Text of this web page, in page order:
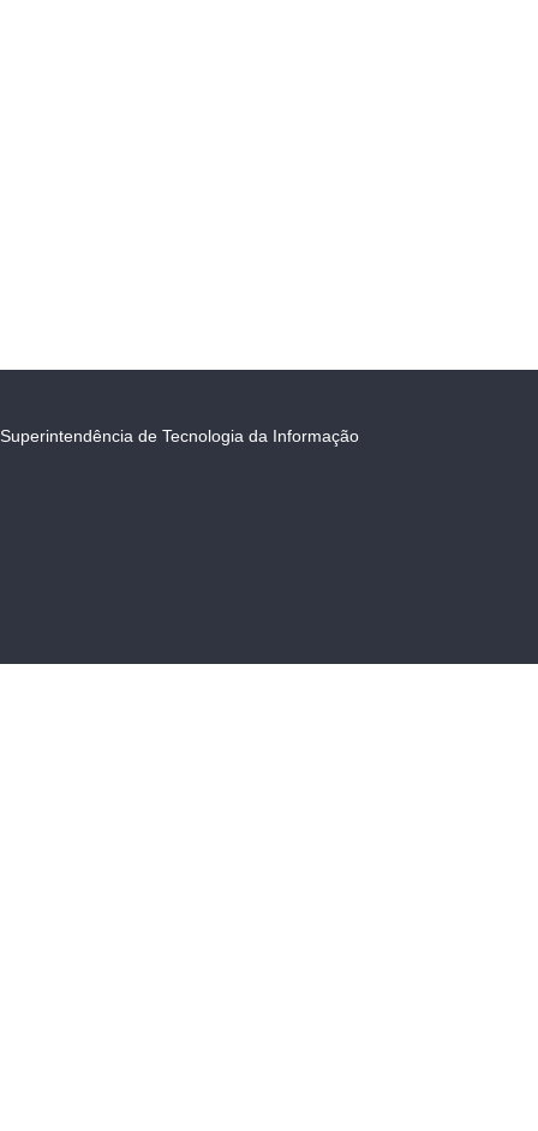
Superintendência de Tecnologia da Informação